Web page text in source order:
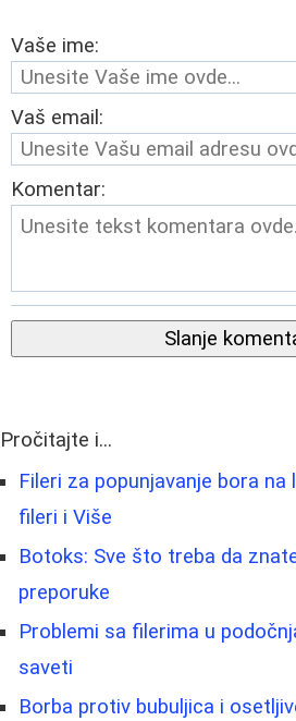
Vaše ime:
Vaš email:
Komentar:
Slanje
Pročitajte i...
Fileri za popunjavanje bora na
fileri i Više
Botoks: Sve što treba da
preporuke
Problemi sa filerima u
saveti
Borbа protiv bubuljica i